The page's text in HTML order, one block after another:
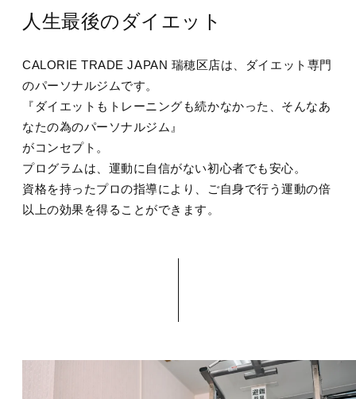
人生最後のダイエット
CALORIE TRADE JAPAN 瑞穂区店は、ダイエット専門
のパーソナルジムです。
『ダイエットもトレーニングも続かなかった、そんなあ
なたの為のパーソナルジム』
がコンセプト。
プログラムは、運動に自信がない初心者でも安心。
資格を持ったプロの指導により、ご自身で行う運動の倍
以上の効果を得ることができます。